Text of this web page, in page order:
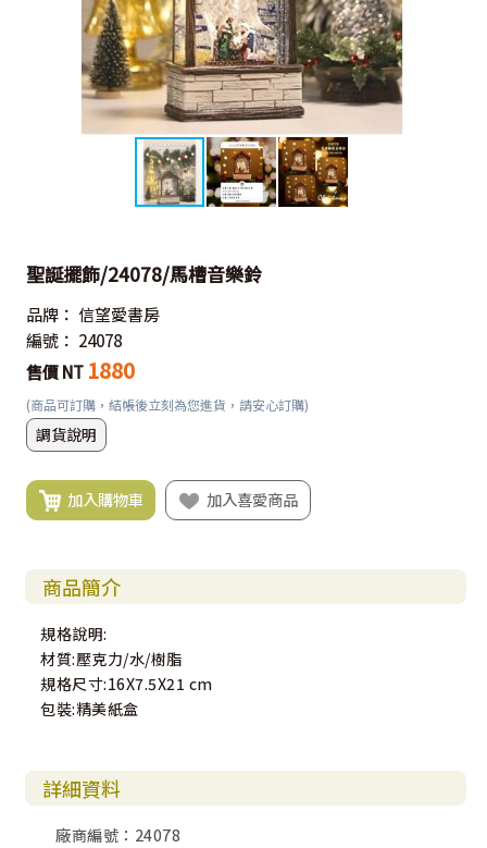
聖誕擺飾/24078/馬槽音樂鈴
品牌： 信望愛書房
編號： 24078
售價 NT 1880
(商品可訂購，結帳後立刻為您進貨，請安心訂購)
調貨說明
加入購物車 加入喜愛商品
商品簡介
規格說明:
材質:壓克力/水/樹脂
規格尺寸:16X7.5X21 cm
包裝:精美紙盒
詳細資料
廠商編號：24078